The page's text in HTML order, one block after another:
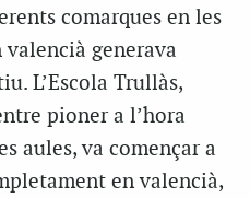
comarques en les
valencià generava
L’Escola Trullàs,
pioner a l’hora
aules, va començar a
en valencià,